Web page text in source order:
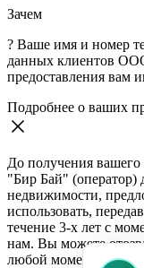
Зачем
? Ваше имя и номер
данных клиентов
предоставления вам
Подробнее о ваших
До получения
"Бир Бай" (оператор)
недвижимости,
использовать,
течение 3-х лет с
нам. Вы можете
любой момент.